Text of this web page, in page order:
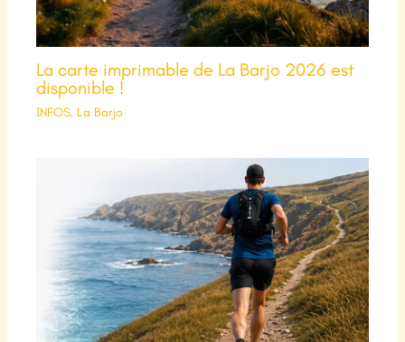
La carte imprimable de La Barjo 2026 est
disponible !
INFOS, La Barjo